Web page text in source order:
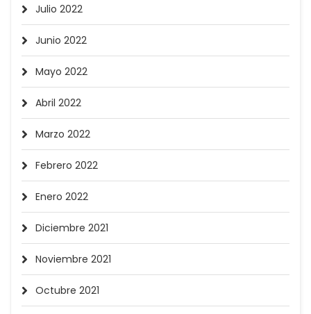
Julio 2022
Junio 2022
Mayo 2022
Abril 2022
Marzo 2022
Febrero 2022
Enero 2022
Diciembre 2021
Noviembre 2021
Octubre 2021